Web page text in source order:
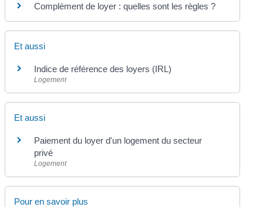
Complément de loyer : quelles sont les règles ?
Et aussi
Indice de référence des loyers (IRL)
Logement
Et aussi
Paiement du loyer d'un logement du secteur
privé
Logement
Pour en savoir plus